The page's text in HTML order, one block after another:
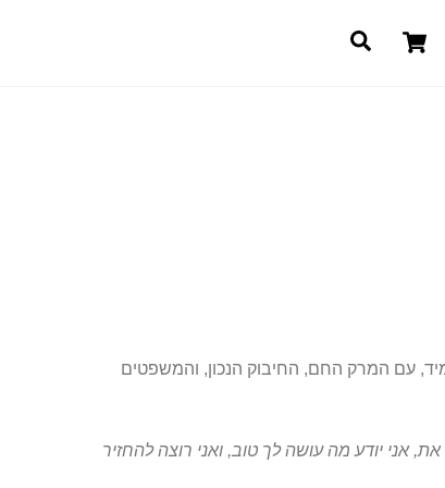
Cartחיפוש
עם המרק החם, החיבוק הנכון, והמשפטים
את, אני יודע מה עושה לך טוב, ואני רוצה להחזיר